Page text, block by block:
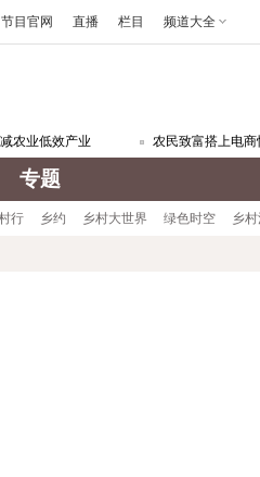
节目官网 直播 栏目 频道大全
业低效产业 农民致富搭上电商快
专题
行 乡约 乡村大世界 绿色时空 乡